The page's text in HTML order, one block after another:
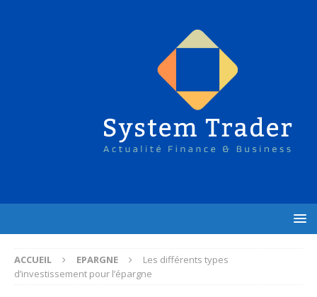
ACCUEIL EPARGNE
Les différents types
d’investissement pour l’épargne